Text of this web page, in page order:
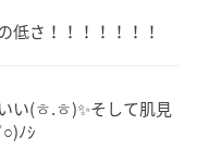
低さ！！！！！！！
い(ㅎ.ㅎ)✨そして肌見
ﾉｼ